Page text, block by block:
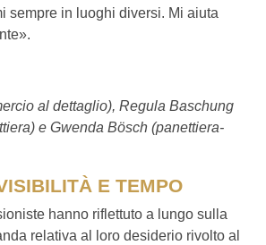
sempre in luoghi diversi. Mi aiuta
al dettaglio), Regula Baschung
e Gwenda Bösch (panettiera-
E TEMPO
hanno riflettuto a lungo sulla
relativa al loro desiderio rivolto al